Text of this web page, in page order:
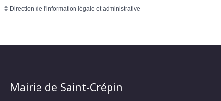
© Direction de l'information légale et administrative
Mairie de Saint-Crépin